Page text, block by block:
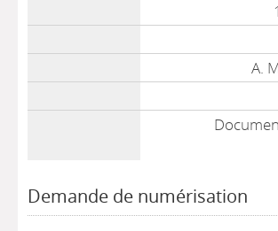
A.
Demande de numérisation